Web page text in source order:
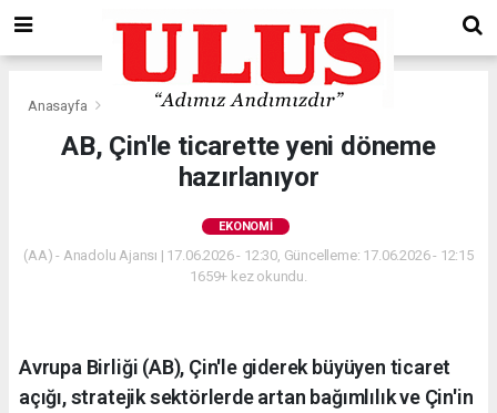
Anasayfa Ekonomi
AB, Çin'le ticarette yeni döneme
hazırlanıyor
EKONOMI
(AA) - Anadolu Ajansı | 17.06.2026 - 12:30, Güncelleme: 17.06.2026 - 12:15
1659+ kez okundu.
Avrupa Birliği (AB), Çin'le giderek büyüyen ticaret
açığı, stratejik sektörlerde artan bağımlılık ve Çin'in